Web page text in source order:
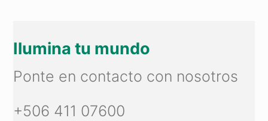
Ilumina tu mundo
Ponte en contacto con nosotros
+506 411 07600